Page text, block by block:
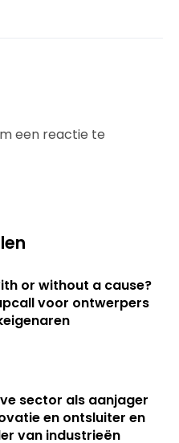
een reactie te
or without a cause?
voor ontwerpers
sector als aanjager
en ontsluiter en
van industrieën